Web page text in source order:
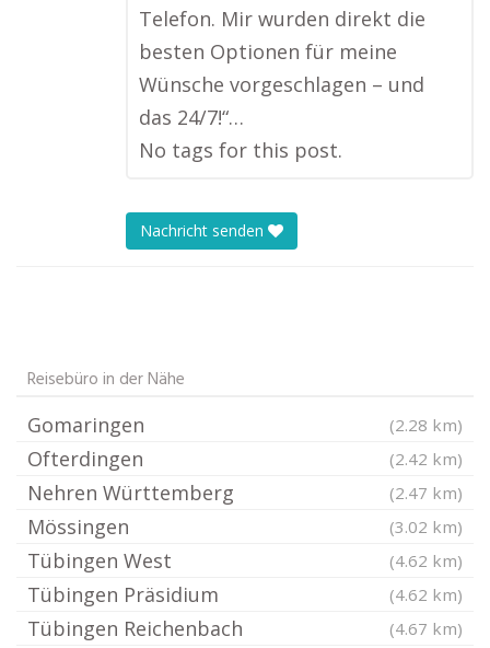
Telefon. Mir wurden direkt die
besten Optionen für meine
Wünsche vorgeschlagen – und
das 24/7!“…
No tags for this post.
Nachricht senden
Reisebüro in der Nähe
Gomaringen (2.28 km)
Ofterdingen (2.42 km)
Nehren Württemberg (2.47 km)
Mössingen (3.02 km)
Tübingen West (4.62 km)
Tübingen Präsidium (4.62 km)
Tübingen Reichenbach (4.67 km)